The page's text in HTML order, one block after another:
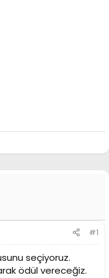
#1
seçiyoruz.
ödül vereceğiz.